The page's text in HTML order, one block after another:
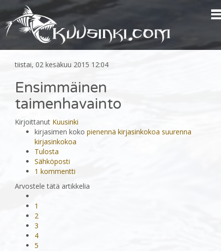
tiistai, 02 kesäkuu 2015 12:04
Ensimmäinen
taimenhavainto
Kirjoittanut Kuusinki
kirjasimen koko pienennä kirjasinkokoa suurenna
kirjasinkokoa
Tulosta
Sähköposti
1 kommentti
Arvostele tätä artikkelia
1
2
3
4
5